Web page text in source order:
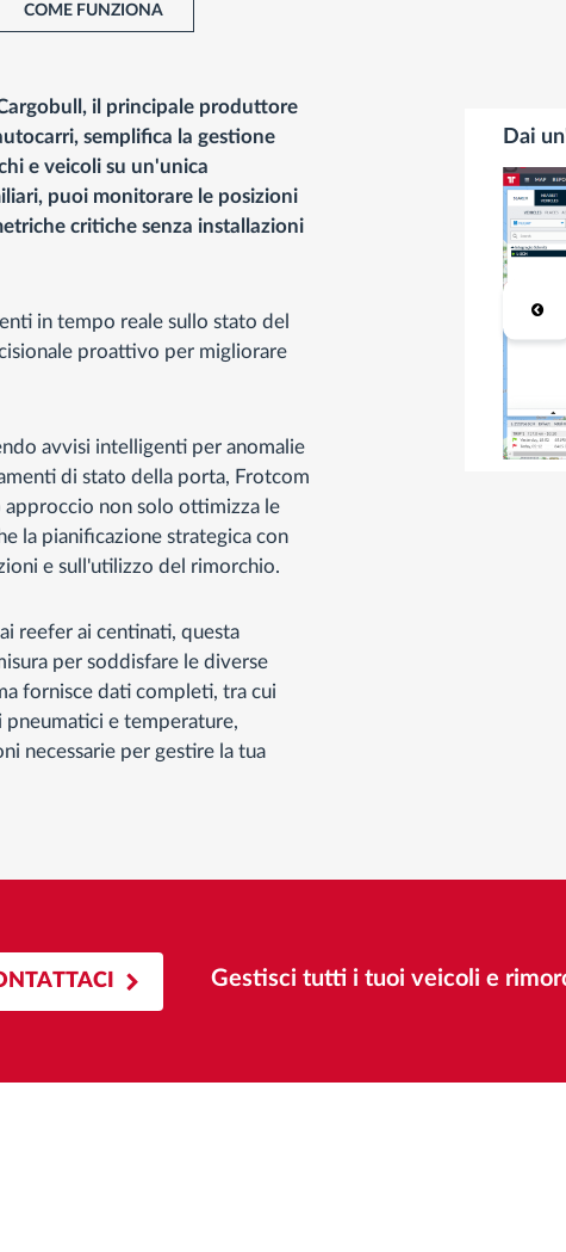
COME FUNZIONA
il principale produttore
semplifica la gestione
e veicoli su un'unica
puoi monitorare le posizioni
critiche senza installazioni
in tempo reale sullo stato del
proattivo per migliorare
avvisi intelligenti per anomalie
di stato della porta, Frotcom
non solo ottimizza le
la pianificazione strategica con
e sull'utilizzo del rimorchio.
reefer ai centinati, questa
per soddisfare le diverse
fornisce dati completi, tra cui
e temperature,
necessarie per gestire la tua
Dai
Gestisci tutti i tuoi veicoli e